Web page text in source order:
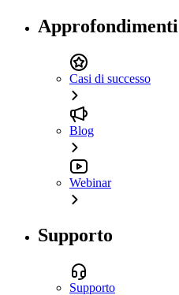
Approfondimenti
Casi di successo
Blog
Webinar
Supporto
Supporto